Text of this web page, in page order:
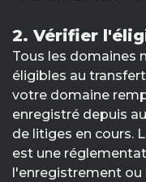
2. Vérifier
Tous les domaines
éligibles au
votre domaine
enregistré depuis
de litiges en cours.
est une
l'enregistrement